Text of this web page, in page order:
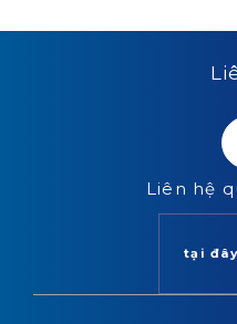
Liên hệ
tại đây